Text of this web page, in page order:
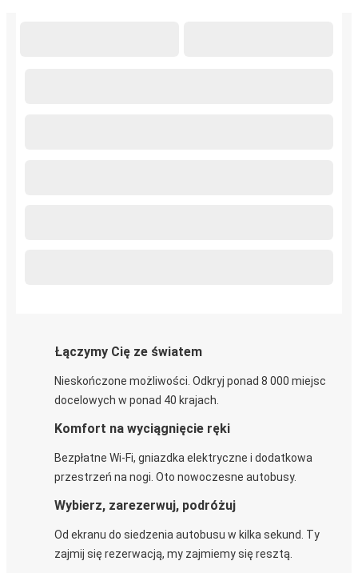
Łączymy Cię ze światem
Nieskończone możliwości. Odkryj ponad 8 000 miejsc
docelowych w ponad 40 krajach.
Komfort na wyciągnięcie ręki
Bezpłatne Wi-Fi, gniazdka elektryczne i dodatkowa
przestrzeń na nogi. Oto nowoczesne autobusy.
Wybierz, zarezerwuj, podróżuj
Od ekranu do siedzenia autobusu w kilka sekund. Ty
zajmij się rezerwacją, my zajmiemy się resztą.